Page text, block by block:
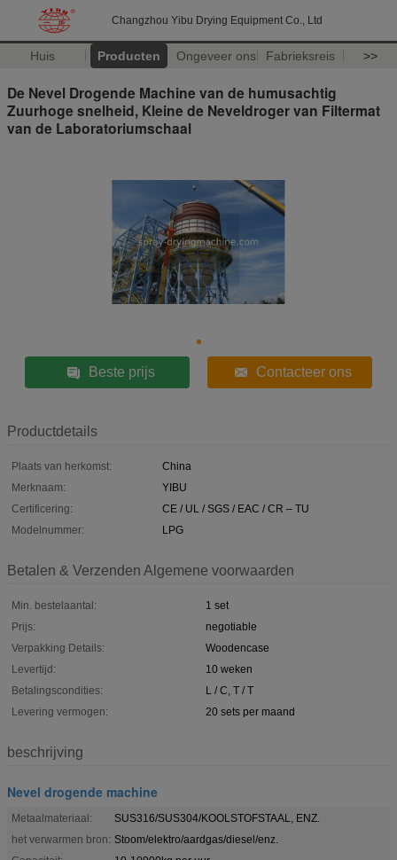
Changzhou Yibu Drying Equipment Co., Ltd
Huis Producten Ongeveer ons Fabrieksreis >>
De Nevel Drogende Machine van de humusachtig
Zuurhoge snelheid, Kleine de Neveldroger van Filtermat
van de Laboratoriumschaal
Beste prijs Contacteer ons
Productdetails
Plaats van herkomst:
China
Merknaam:
YIBU
Certificering:
CE / UL / SGS / EAC / CR – TU
Modelnummer:
LPG
Betalen & Verzenden Algemene voorwaarden
Min. bestelaantal:
1 set
Prijs:
negotiable
Verpakking Details:
Woodencase
Levertijd:
10 weken
Betalingscondities:
L / C, T / T
Levering vermogen:
20 sets per maand
beschrijving
Nevel drogende machine
Metaalmateriaal:
SUS316/SUS304/KOOLSTOFSTAAL, ENZ.
het verwarmen bron: Stoom/elektro/aardgas/diesel/enz.